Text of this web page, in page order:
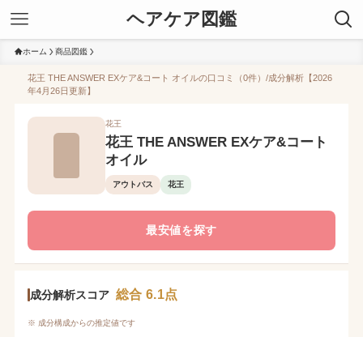
ヘアケア図鑑
ホーム 商品図鑑
花王 THE ANSWER EXケア&コート オイルの口コミ（0件）/成分解析【2026
年4月26日更新】
花王
花王 THE ANSWER EXケア&コート
オイル
アウトバス 花王
最安値を探す
成分解析スコア 総合 6.1点
※ 成分構成からの推定値です